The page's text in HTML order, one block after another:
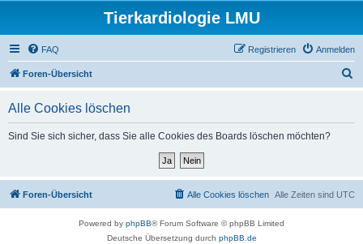
Tierkardiologie LMU
FAQ Anmelden
Registrieren
Foren-Übersicht
Alle Cookies löschen
Sind Sie sich sicher, dass Sie alle Cookies des Boards löschen möchten?
Foren-Übersicht Alle Zeiten sind UTC
Alle Cookies löschen
Powered by phpBB® Forum Software © phpBB Limited
Deutsche Übersetzung durch phpBB.de